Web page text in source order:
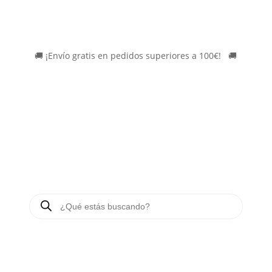
🚚 ¡Envío gratis en pedidos superiores a 100€! 🚚
PRODUCTOS